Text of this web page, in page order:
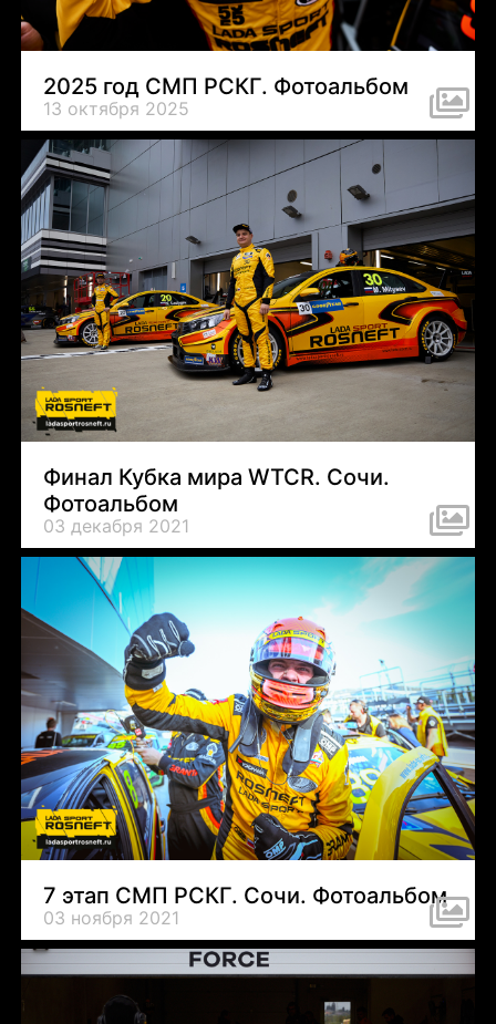
2025 год СМП РСКГ. Фотоальбом
13 октября 2025
Финал Кубка мира WTCR. Сочи.
Фотоальбом
03 декабря 2021
7 этап СМП РСКГ. Сочи. Фотоальбом
03 ноября 2021